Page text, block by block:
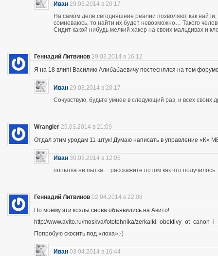
Иван 29.03.2014 в 20:17
На самом деле сегодняшние реалии позволяют как
сомневаюсь, то найти их будет невозможно… Такого
Сидит какой нибудь мелкий хакер на своих мальдивах и
Геннадий Литвинов 29.03.2014 в 16:12
Я на 18 влип! Василию Алибабаевичу постеснялся на том
Иван 29.03.2014 в 20:17
Сочувствую, будьте умнее в следующий раз, и всех своих
Wrangler 29.03.2014 в 21:09
Отдал этим уродам 11 штук! Думаю написать в управление «К»
Иван 30.03.2014 в 12:06
попытка не пытка… расскажите потом как что получилось
Геннадий Литвинов 02.04.2014 в 22:08
По моему эти козлы снова объявились на Авито!
http://www.avito.ru/moskva/fototehnika/
Попробую скосить под «лоха»;-)
Иван 03.04.2014 в 16:44